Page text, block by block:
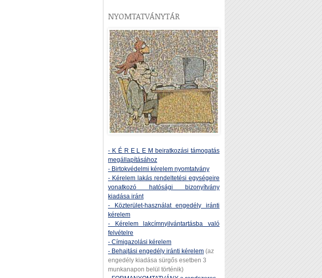
NYOMTATVÁNYTÁR
- K É R E L E M beiratkozási támogatás
megállapításához
- Birtokvédelmi kérelem nyomtatvány
- Kérelem lakás rendeltetési egységeire
vonatkozó hatósági bizonyítvány
kiadása iránt
- Közterület-használat engedély iránti
kérelem
- Kérelem lakcímnyilvántartásba való
felvételre
- Címigazolási kérelem
- Behajtási engedély iránti kérelem (az
engedély kiadása sürgős esetben 3
munkanapon belül történik)